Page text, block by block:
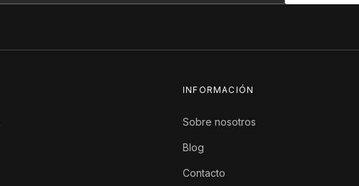
INFORMACIÓN
Sobre nosotros
Blog
Contacto